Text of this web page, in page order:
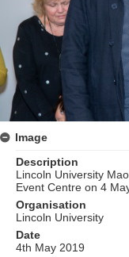
Image
Description
Lincoln University
Event Centre on 4
Organisation
Lincoln University
Date
4th May 2019